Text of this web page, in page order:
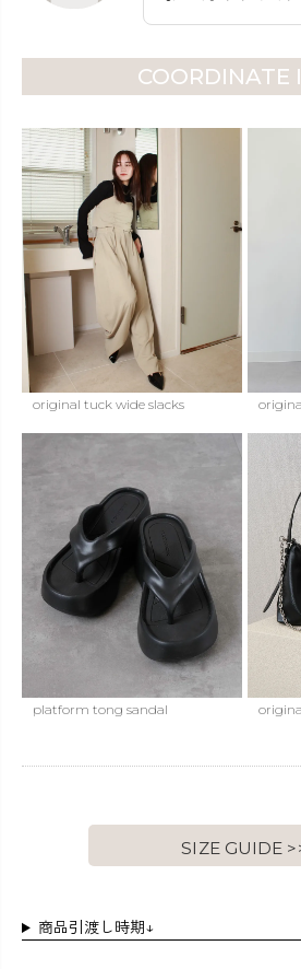
COORDINATE
original tuck wide slacks
platform tong sandal
SIZE GUIDE
商品引渡し時期↓